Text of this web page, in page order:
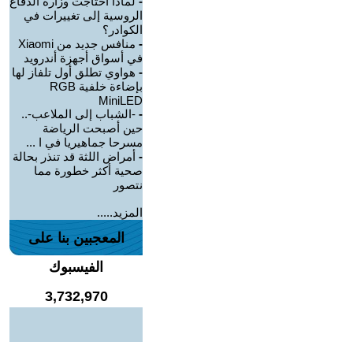
الروسية إلى تغييرات في
الكوادر؟
-
منافس جديد من Xiaomi
في أسواق أجهزة أندرويد
- هواوي تطلق أول تلفاز لها
بإضاءة خلفية RGB
MiniLED
- -الشباب إلى الملاعب-..
حين أصبحت الرياضة
مسرحا جماهيريا في ا ...
- أمراض اللثة قد تنذر بحالة
صحية أكثر خطورة مما
نتصور
المزيد.....
المعجبين بنا على
الفيسبوك
3,732,970